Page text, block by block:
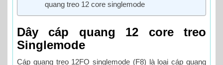
quang treo 12 core singlemode
Dây cáp quang 12 core treo
Singlemode
Cáp quang treo 12FO singlemode (F8) là loại cáp quang